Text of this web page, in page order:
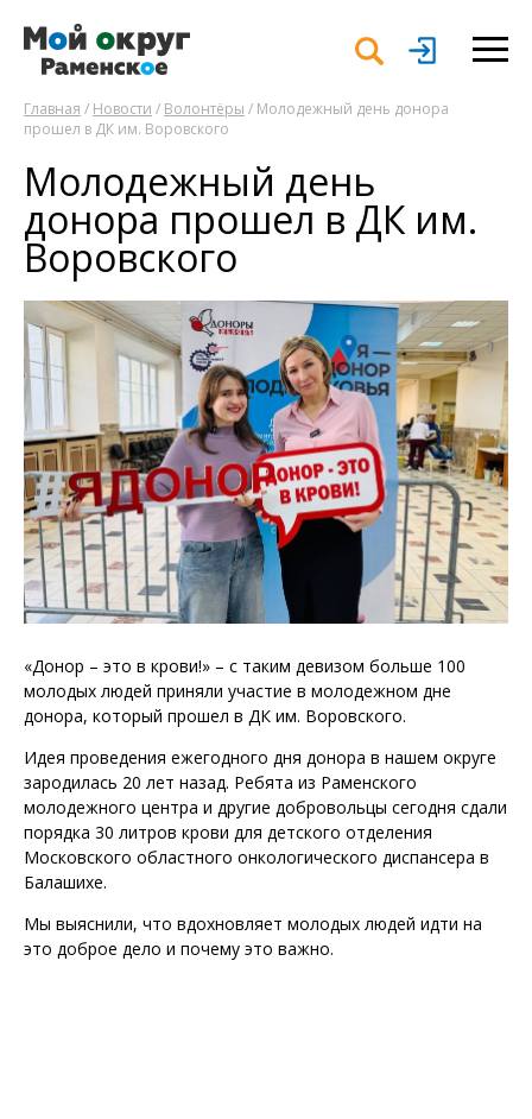
Главная / Новости / Волонтёры / Молодежный день донора
прошел в ДК им. Воровского
Молодежный день
донора прошел в ДК им.
Воровского
«Донор – это в крови!» – с таким девизом больше 100
молодых людей приняли участие в молодежном дне
донора, который прошел в ДК им. Воровского.
Идея проведения ежегодного дня донора в нашем округе
зародилась 20 лет назад. Ребята из Раменского
молодежного центра и другие добровольцы сегодня сдали
порядка 30 литров крови для детского отделения
Московского областного онкологического диспансера в
Балашихе.
Мы выяснили, что вдохновляет молодых людей идти на
это доброе дело и почему это важно.